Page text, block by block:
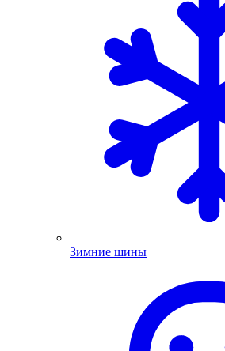
Зимние шины